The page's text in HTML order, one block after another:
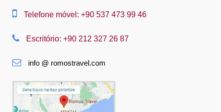
Suomi
Français
Deutsch
Telefone móvel: +90 537 473 99 46
Escritório: +90 212 327 26 87
info @ romostravel.com